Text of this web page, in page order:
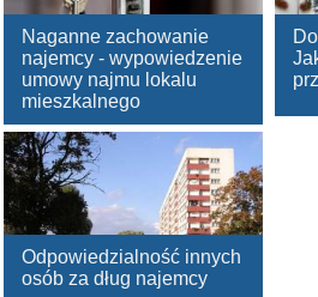
Naganne zachowanie
najemcy - wypowiedzenie
umowy najmu lokalu
mieszkalnego
Odpowiedzialność innych
osób za dług najemcy